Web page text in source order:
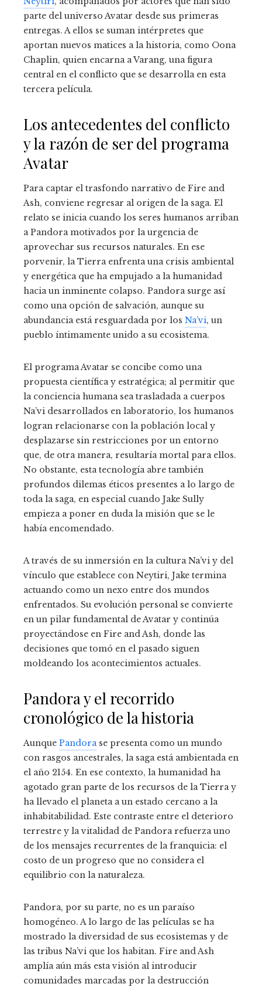
parte del universo Avatar desde sus primeras
entregas. A ellos se suman intérpretes que
aportan nuevos matices a la historia, como Oona
Chaplin, quien encarna a Varang, una figura
central en el conflicto que se desarrolla en esta
tercera película.
Los antecedentes del conflicto
y la razón de ser del programa
Avatar
Para captar el trasfondo narrativo de Fire and
Ash, conviene regresar al origen de la saga. El
relato se inicia cuando los seres humanos arriban
a Pandora motivados por la urgencia de
aprovechar sus recursos naturales. En ese
porvenir, la Tierra enfrenta una crisis ambiental
y energética que ha empujado a la humanidad
hacia un inminente colapso. Pandora surge así
como una opción de salvación, aunque su
abundancia está resguardada por los Na’vi, un
pueblo íntimamente unido a su ecosistema.
El programa Avatar se concibe como una
propuesta científica y estratégica; al permitir que
la conciencia humana sea trasladada a cuerpos
Na’vi desarrollados en laboratorio, los humanos
logran relacionarse con la población local y
desplazarse sin restricciones por un entorno
que, de otra manera, resultaría mortal para ellos.
No obstante, esta tecnología abre también
profundos dilemas éticos presentes a lo largo de
toda la saga, en especial cuando Jake Sully
empieza a poner en duda la misión que se le
había encomendado.
A través de su inmersión en la cultura Na’vi y del
vínculo que establece con Neytiri, Jake termina
actuando como un nexo entre dos mundos
enfrentados. Su evolución personal se convierte
en un pilar fundamental de Avatar y continúa
proyectándose en Fire and Ash, donde las
decisiones que tomó en el pasado siguen
moldeando los acontecimientos actuales.
Pandora y el recorrido
cronológico de la historia
Aunque Pandorase presenta como un mundo
con rasgos ancestrales, la saga está ambientada en
el año 2154. En ese contexto, la humanidad ha
agotado gran parte de los recursos de la Tierra y
ha llevado el planeta a un estado cercano a la
inhabitabilidad. Este contraste entre el deterioro
terrestre y la vitalidad de Pandora refuerza uno
de los mensajes recurrentes de la franquicia: el
costo de un progreso que no considera el
equilibrio con la naturaleza.
Pandora, por su parte, no es un paraíso
homogéneo. A lo largo de las películas se ha
mostrado la diversidad de sus ecosistemas y de
las tribus Na’vi que los habitan. Fire and Ash
amplía aún más esta visión al introducir
comunidades marcadas por la destrucción